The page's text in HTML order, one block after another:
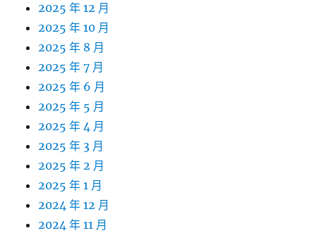
2025 年 12 月
2025 年 10 月
2025 年 8 月
2025 年 7 月
2025 年 6 月
2025 年 5 月
2025 年 4 月
2025 年 3 月
2025 年 2 月
2025 年 1 月
2024 年 12 月
2024 年 11 月